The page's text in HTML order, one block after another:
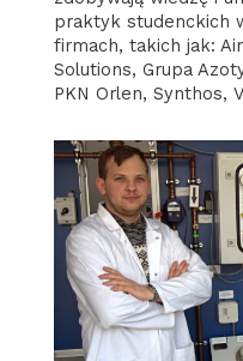
praktyk studenckich
firmach, takich jak:
Solutions, Grupa
PKN Orlen, Synthos,